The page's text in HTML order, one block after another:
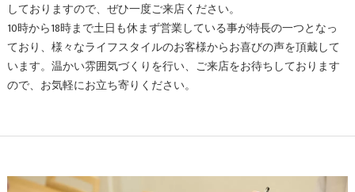
しておりますので、ぜひ一度ご来店ください。
10時から18時まで土日も休まず営業している事が特長の一つとなっ
ており、様々なライフスタイルのお客様からお喜びの声を頂戴して
います。温かい雰囲気づくりを行い、ご来店をお待ちしております
ので、お気軽にお立ち寄りください。